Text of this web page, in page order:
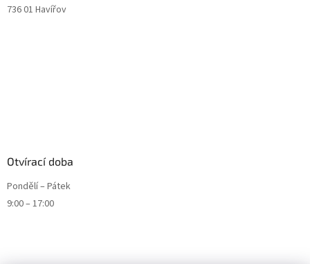
736 01 Havířov
Otvírací doba
Pondělí – Pátek
9:00 – 17:00